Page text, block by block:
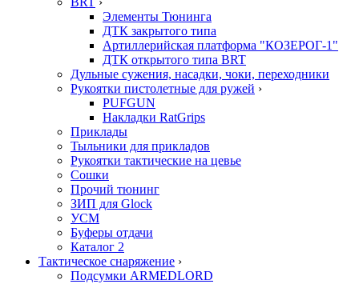
Элементы Тюнинга
ДТК закрытого типа
Артиллерийская платформа "КОЗЕРОГ-1"
ДТК открытого типа BRT
Дульные сужения, насадки, чоки, переходники
Рукоятки пистолетные для ружей ›
PUFGUN
Накладки RatGrips
Приклады
Тыльники для прикладов
Рукоятки тактические на цевье
Сошки
Прочий тюнинг
ЗИП для Glock
УСМ
Буферы отдачи
Каталог 2
Тактическое снаряжение ›
Подсумки ARMEDLORD